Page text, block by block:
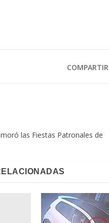
las Fiestas Patronales de